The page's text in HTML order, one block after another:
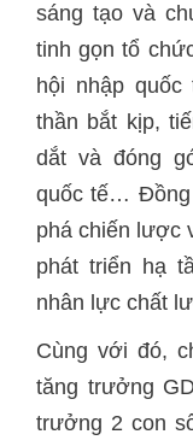
sáng tạo và
tinh gọn tổ
hội nhập
thần bắt kịp,
dắt và đóng
quốc tế… Đồng
phá chiến lược
phát triển hạ
nhân lực chất
Cùng với đó,
tăng trưởng
trưởng 2 con